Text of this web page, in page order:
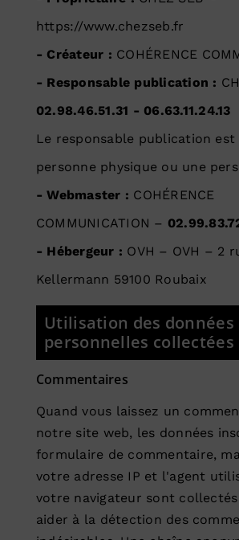
https://www.chezseb.fr
- Créateur : COHÉRENCE
- Responsable publication :
02.98.46.51.31 - 06.63.11.24.13
Le responsable publication est
personne physique ou une
- Webmaster : COHÉRENCE
COMMUNICATION –
- Hébergeur : OVH – OVH – 2
Kellermann 59100 Roubaix
Utilisation des données
personnelles collectées
Commentaires
Quand vous laissez un
notre site web, les données
formulaire de commentaire,
votre adresse IP et l'agent
votre navigateur sont
aider à la détection des